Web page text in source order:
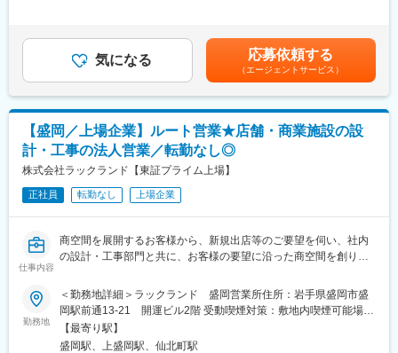
■業務内容：
スーパーマーケットなどの商業施設・飲食店・食品工場・物流倉
房設備など、あなたのご経験を活かせる業務からスタートし、そ
の後、新しい分野にチャレンジしてスキルの幅を広げていってく
ださい。
＜具体的には＞
・各種設備の修理作業、不具合に対する緊急対応
・定期点検・メンテナンス
・協力業者・職人の手配（大規模な修理の場合）
・改善工事の計画立案・提案など
■1日の業務イメージ：
9:15～10:00 部内会議
10:00～11:00 社内業務（見積作成、修理伝票処理など）
11:00～13:00 移動＆修理対応
13:00～14:00 昼食
1回（4月）■賞与：年2回（夏・冬、評価・業績により変動の可能
性あり）賃金はあくまでも目安の金額であり、選考を通じて上下
する可能性があります。月給(月額)は固定手当を含めた表記です。
気になる 応募依頼する
（エージェントサービス）
【盛岡／上場企業】ルート営業★店舗・商業施設の設
計・工事の法人営業／転勤なし◎
株式会社ラックランド【東証プライム上場】
正社員 転勤なし 上場企業
仕事内容
商空間を展開するお客様から、新規出店等のご要望を伺い、社内
の設計・工事部門と共に、お客様の要望に沿った商空間を創り上
な方法を提案して頂きます。お客様・社内のディレクションの役
割を担って頂きます。
※ルート営業がメイン(8割)となります。
勤務地
＜勤務地詳細＞ラックランド 盛岡営業所住所：岩手県盛岡市盛
岡駅前通13-21 開運ビル2階 受動喫煙対策：敷地内喫煙可能場所
あり変更の範囲：会社の定める事業所
【最寄り駅】
盛岡駅、上盛岡駅、仙北町駅